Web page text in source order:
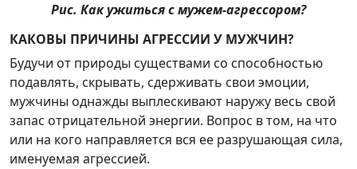
Рис. Как ужиться с мужем-агрессором?
КАКОВЫ ПРИЧИНЫ АГРЕССИИ У МУЖЧИН?
Будучи от природы существами со способностью
подавлять, скрывать, сдерживать свои эмоции,
мужчины однажды выплескивают наружу весь свой
запас отрицательной энергии. Вопрос в том, на что
или на кого направляется вся ее разрушающая сила,
именуемая агрессией.